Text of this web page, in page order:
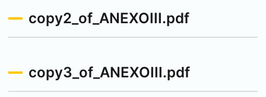
copy2_of_ANEXOIII.pdf
copy3_of_ANEXOIII.pdf